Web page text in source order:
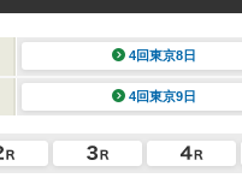
4回東京8日
4回東京9日